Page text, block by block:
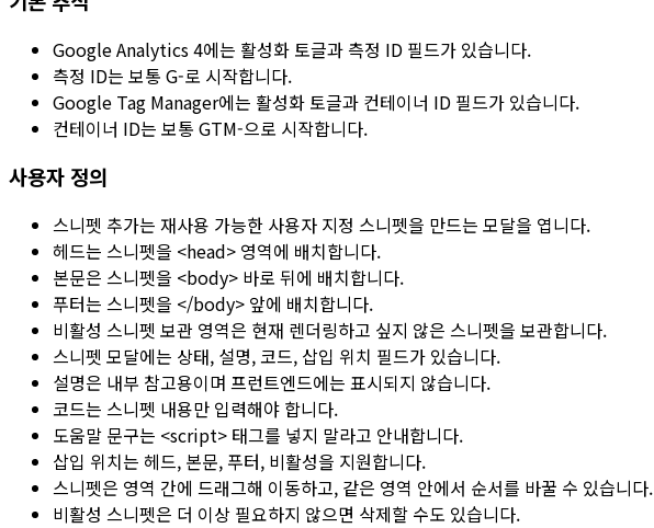
Google Analytics 4에는 활성화 토글과 측정 ID 필드가 있습니다.
측정 ID는 보통 G-로 시작합니다.
Google Tag Manager에는 활성화 토글과 컨테이너 ID 필드가 있습니다.
컨테이너 ID는 보통 GTM-으로 시작합니다.
사용자 정의
스니펫 추가는 재사용 가능한 사용자 지정 스니펫을 만드는 모달을 엽니다.
헤드는 스니펫을 <head> 영역에 배치합니다.
본문은 스니펫을 <body> 바로 뒤에 배치합니다.
푸터는 스니펫을 </body> 앞에 배치합니다.
비활성 스니펫 보관 영역은 현재 렌더링하고 싶지 않은 스니펫을 보관합니다.
스니펫 모달에는 상태, 설명,코드, 삽입 위치 필드가 있습니다.
설명은 내부 참고용이며 프런트엔드에는 표시되지 않습니다.
코드는 스니펫 내용만 입력해야 합니다.
도움말 문구는 <script> 태그를 넣지 말라고 안내합니다.
삽입 위치는 헤드, 본문, 푸터, 비활성을 지원합니다.
스니펫은 영역 간에 드래그해 이동하고, 같은 영역 안에서 순서를 바꿀 수 있습니다.
비활성 스니펫은 더 이상 필요하지 않으면 삭제할 수도 있습니다.